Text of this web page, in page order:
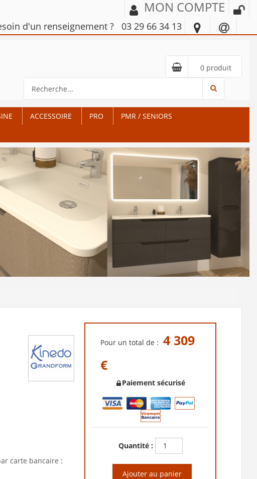
MON COMPTE
d'un renseignement ? 03 29 66 34 13
0 produit
ACCESSOIRE PRO
PMR / SENIORS
carte bancaire :
Pour un total de : 4 309
€
Paiement sécurisé
Quantité :
Ajouter au panier